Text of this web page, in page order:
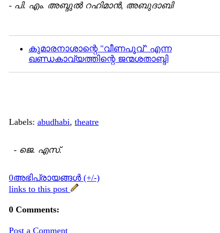
- പി. എം. അബ്ദുല്‍ റഹിമാന്‍, അബുദാബി
കുമാരനാശാന്റെ "വീണപൂവ്" എന്ന
ഖണ്ഡകാവ്യത്തിന്റെ ജന്മശതാബ്ദി
Labels: abudhabi, theatre
- ജെ. എസ്.
0അഭിപ്രായങ്ങള്‍ (+/-)
links to this post
0 Comments:
Post a Comment